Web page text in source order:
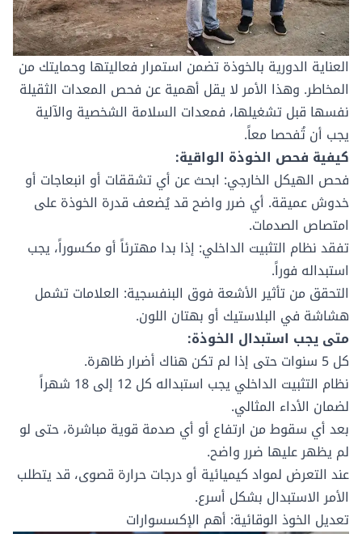
العناية الدورية بالخوذة تضمن استمرار فعاليتها وحمايتك من
المخاطر. وهذا الأمر لا يقل أهمية عن فحص المعدات الثقيلة
نفسها قبل تشغيلها، فمعدات السلامة الشخصية والآلية
يجب أن تُفحصا معاً.
كيفية فحص الخوذة الواقية:
فحص الهيكل الخارجي: ابحث عن أي تشققات أو انبعاجات أو
خدوش عميقة. أي ضرر واضح قد يُضعف قدرة الخوذة على
امتصاص الصدمات.
تفقد نظام التثبيت الداخلي: إذا بدا مهترئاً أو مكسوراً، يجب
استبداله فوراً.
التحقق من تأثير الأشعة فوق البنفسجية: العلامات تشمل
هشاشة في البلاستيك أو بهتان اللون.
متى يجب استبدال الخوذة:
كل 5 سنوات حتى إذا لم تكن هناك أضرار ظاهرة.
نظام التثبيت الداخلي يجب استبداله كل 12 إلى 18 شهراً
لضمان الأداء المثالي.
بعد أي سقوط من ارتفاع أو أي صدمة قوية مباشرة، حتى لو
لم يظهر عليها ضرر واضح.
عند التعرض لمواد كيميائية أو درجات حرارة قصوى، قد يتطلب
الأمر الاستبدال بشكل أسرع.
تعديل الخوذ الوقائية: أهم الإكسسوارات